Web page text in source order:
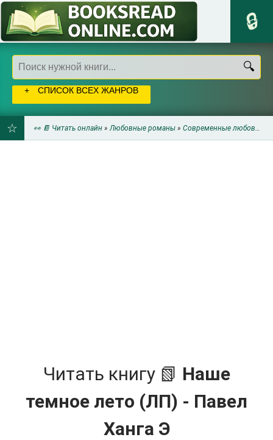
СПИСОК ВСЕХ ЖАНРОВ
👀 📔 Читать онлайн »Любовные романы » Современные любовные романы
Читать книгу 📗 Наше
темное лето (ЛП) - Павел
Ханга Э